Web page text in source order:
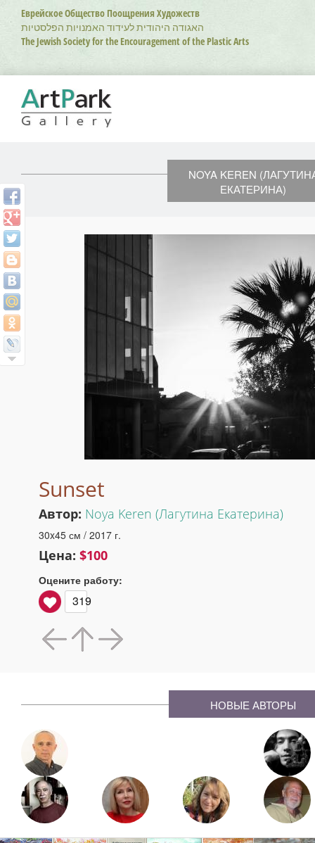
Перейти
основному
содержанию
Еврейское Общество Поощрения Художеств
האגודה היהודית לעידוד האמנויות הפלסטיות
The Jewish Society for the Encouragement of the Plastic Arts
NOYA KEREN
ЕКАТЕРИНА)
Sunset
Автор: Noya Keren (Лагутина Екатерина)
30x45 см / 2017 г.
Цена: $100
Оцените работу:
319
НОВЫЕ АВТОРЫ